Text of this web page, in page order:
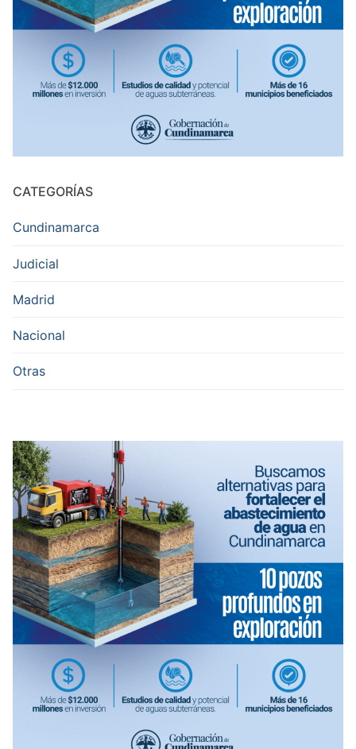
CATEGORÍAS
Cundinamarca
Judicial
Madrid
Nacional
Otras